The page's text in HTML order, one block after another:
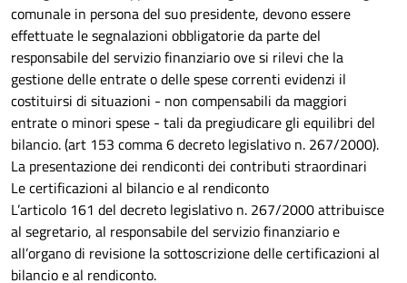
comunale in persona del suo presidente, devono essere
effettuate le segnalazioni obbligatorie da parte del
responsabile del servizio finanziario ove si rilevi che la
gestione delle entrate o delle spese correnti evidenzi il
costituirsi di situazioni - non compensabili da maggiori
entrate o minori spese - tali da pregiudicare gli equilibri del
bilancio. (art 153 comma 6 decreto legislativo n. 267/2000).
La presentazione dei rendiconti dei contributi straordinari
Le certificazioni al bilancio e al rendiconto
L’articolo 161 del decreto legislativo n. 267/2000 attribuisce
al segretario, al responsabile del servizio finanziario e
all’organo di revisione la sottoscrizione delle certificazioni al
bilancio e al rendiconto.